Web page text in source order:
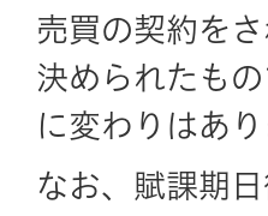
売買の契約を
決められたも
に変わりはあり
なお、賦課期